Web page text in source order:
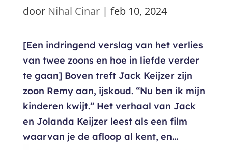
door Nihal Cinar| feb 10, 2024
[Een indringend verslag van het verlies
van twee zoons en hoe in liefde verder
te gaan] Boven treft Jack Keijzer zijn
zoon Remy aan, ijskoud. “Nu ben ik mijn
kinderen kwijt.” Het verhaal van Jack
en Jolanda Keijzer leest als een film
waarvan je de afloop al kent, en...